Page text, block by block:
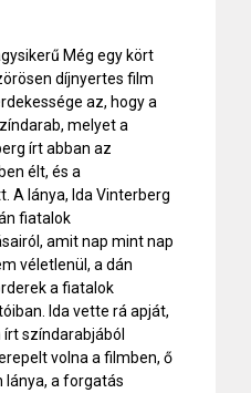
Még egy kört
díjnyertes film
az, hogy a
melyet a
írt abban az
élt, és a
A lánya, Ida Vinterberg
fiatalok
amit nap mint nap
véletlenül, a dán
a fiatalok
Ida vette rá apját,
színdarabjából
volna a filmben, ő
lánya, a forgatás